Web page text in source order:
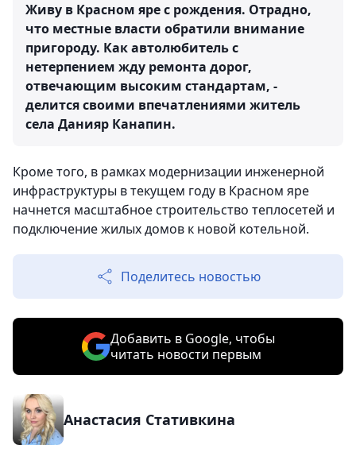
Живу в Красном яре с рождения. Отрадно,
что местные власти обратили внимание
пригороду. Как автолюбитель с
нетерпением жду ремонта дорог,
отвечающим высоким стандартам, -
делится своими впечатлениями житель
села Данияр Канапин.
Кроме того, в рамках модернизации инженерной
инфраструктуры в текущем году в Красном яре
начнется масштабное строительство теплосетей и
подключение жилых домов к новой котельной.
Поделитесь новостью
Добавить в Google, чтобы
читать новости первым
Анастасия Стативкина